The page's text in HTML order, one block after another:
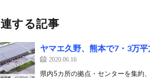
関連する記事
ヤマエ久野、熊本で7・3万
2020.06.16
県内5カ所の拠点・センターを集約